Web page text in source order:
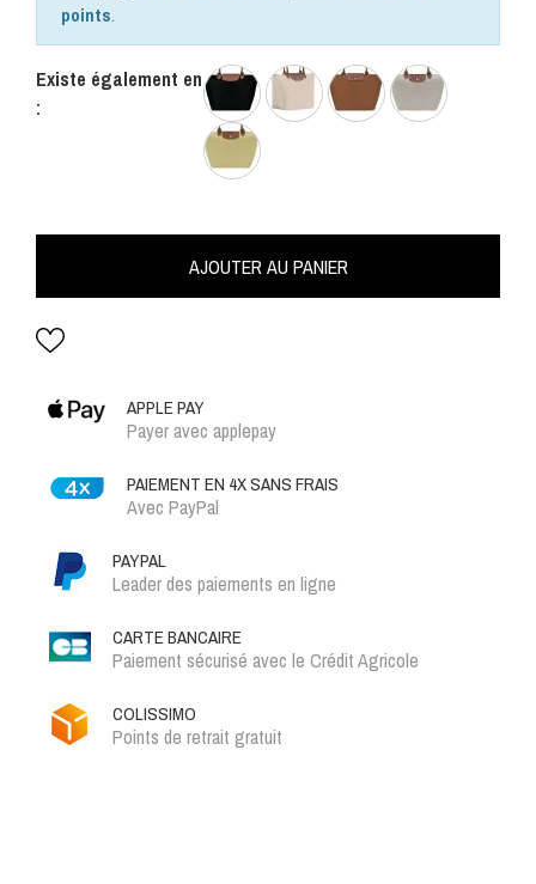
points.
Existe également en
:
AJOUTER AU PANIER
APPLE PAY
Payer avec applepay
PAIEMENT EN 4X SANS FRAIS
Avec PayPal
PAYPAL
Leader des paiements en ligne
CARTE BANCAIRE
Paiement sécurisé avec le Crédit Agricole
COLISSIMO
Points de retrait gratuit